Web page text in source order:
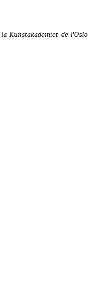
Kunstakademiet de l'Oslo